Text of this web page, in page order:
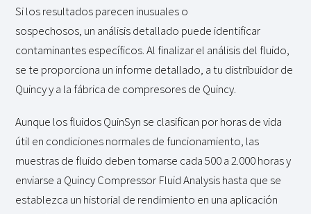
Si los resultados parecen inusuales o
sospechosos, un análisis detallado puede identificar
contaminantes específicos. Al finalizar el análisis del fluido,
se te proporciona un informe detallado, a tu distribuidor de
Quincy y a la fábrica de compresores de Quincy.
Aunque los fluidos QuinSyn se clasifican por horas de vida
útil en condiciones normales de funcionamiento, las
muestras de fluido deben tomarse cada 500 a 2.000 horas y
enviarse a Quincy Compressor Fluid Analysis hasta que se
establezca un historial de rendimiento en una aplicación